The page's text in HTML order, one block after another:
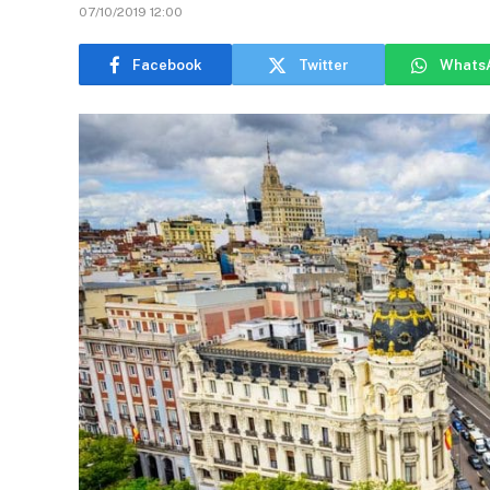
07/10/2019 12:00
Facebook Twitter